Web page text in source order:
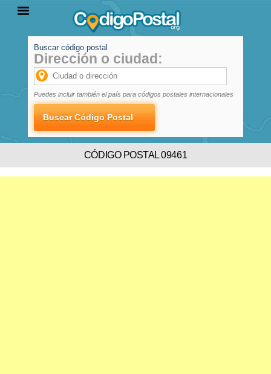
PROVINCIAS
LOCALIDADES
Buscar código postal
Dirección o ciudad:
Puedes incluir también el país para códigos postales internacionales
CÓDIGO POSTAL 09461